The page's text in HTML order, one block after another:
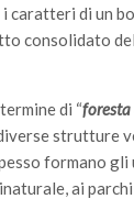
i caratteri di un
consolidato
di “
strutture
formano gli
ai